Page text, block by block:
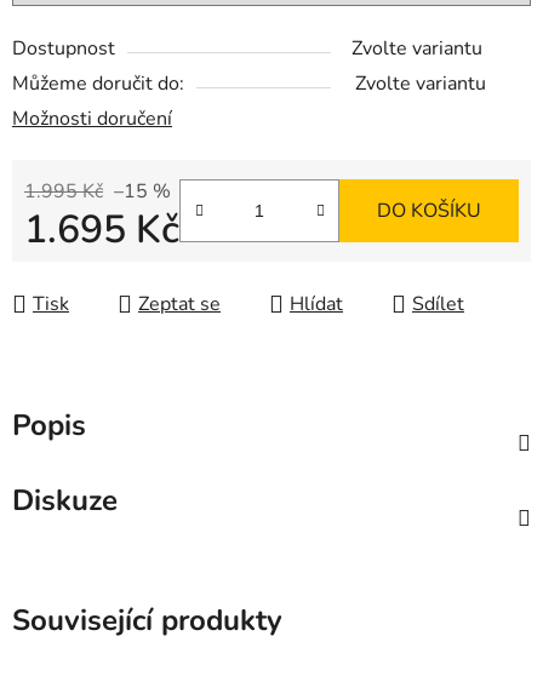
Dostupnost
Zvolte variantu
Můžeme doručit do:
Zvolte variantu
Možnosti doručení
1.995 Kč –15 %
1.695 Kč DO KOŠÍKU
Tisk Zeptat se Hlídat Sdílet
Popis
Diskuze
Související produkty